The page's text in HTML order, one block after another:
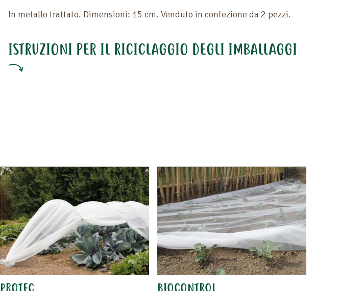
In metallo trattato. Dimensioni: 15 cm. Venduto in confezione da 2 pezzi.
ISTRUZIONI PER IL RICICLAGGIO DEGLI IMBALLAGGI